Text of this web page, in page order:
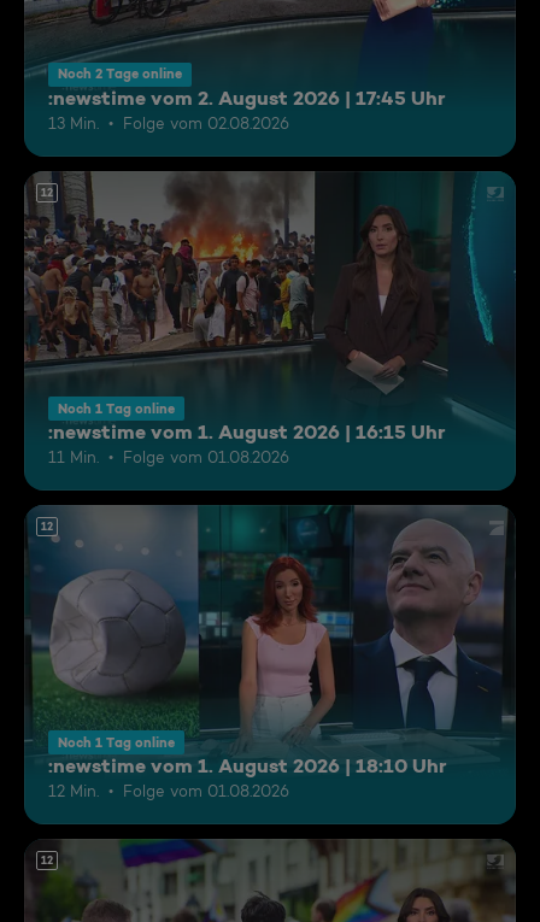
Noch 2 Tage online
:newstime vom 2. August 2026 | 17:45 Uhr
13 Min. Folge vom 02.08.2026
12
Noch 1 Tag online
:newstime vom 1. August 2026 | 16:15 Uhr
11 Min. Folge vom 01.08.2026
12
Noch 1 Tag online
:newstime vom 1. August 2026 | 18:10 Uhr
12 Min. Folge vom 01.08.2026
12